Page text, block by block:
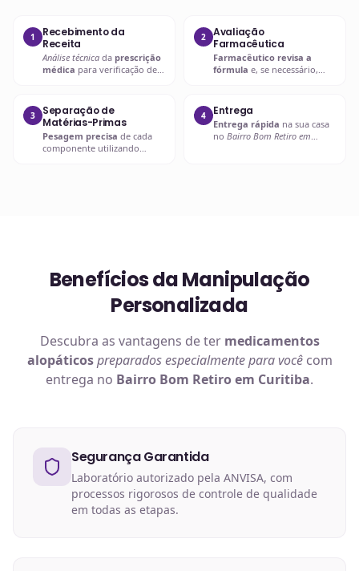
1
Recebimento da
Receita
Análise técnica da prescrição
médica para verificação de
2
Avaliação
Farmacêutica
Farmacêutico revisa a
fórmula e, se necessário,
esclarecimentos.
3
Separação de
Matérias-Primas
Pesagem precisa de cada
componente utilizando
4 Entrega
Entrega rápida na sua casa
no Bairro Bom Retiro em
Benefícios da Manipulação
Personalizada
Descubra as vantagens de ter medicamentos
alopáticos preparados especialmente para vocêcom
entrega no Bairro Bom Retiro em Curitiba.
Segurança Garantida
Laboratório autorizado pela ANVISA, com
processos rigorosos de controle de qualidade
em todas as etapas.